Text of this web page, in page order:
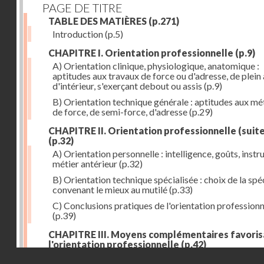
PAGE DE TITRE
TABLE DES MATIÈRES (p.271)
Introduction(p.5)
CHAPITRE I. Orientation professionnelle (p.9)
A) Orientation clinique, physiologique, anatomique :
aptitudes aux travaux de force ou d'adresse, de plein
d'intérieur, s'exerçant debout ou assis (p.9)
B) Orientation technique générale : aptitudes aux
de force, de semi-force, d'adresse(p.29)
CHAPITRE II. Orientation professionnelle
(p.32)
A) Orientation personnelle : intelligence, goûts,
métier antérieur(p.32)
B) Orientation technique spécialisée : choix de la
convenant le mieux au mutilé(p.33)
C) Conclusions pratiques de l'orientation
(p.39)
CHAPITRE III. Moyens complémentaires
l'orientation professionnelle (p.42)